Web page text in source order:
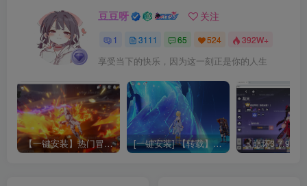
豆豆呀 关注
1 3111 65 524 392W+
享受当下的快乐，因为这一刻正是你的人生
【一键安装】热门冒险策略类游戏崩坏：星穹铁道全新2.3版本一键端+一键代理+一键启动+免虚拟机 [一键安装] 【转载】原神3.4真端服务端+源码+配套客户端+详尽说明+GM工具+源码说明文件